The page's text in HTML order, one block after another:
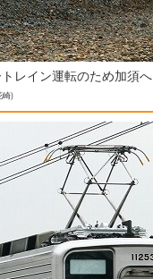
レイン運転のため加須へ
崎)